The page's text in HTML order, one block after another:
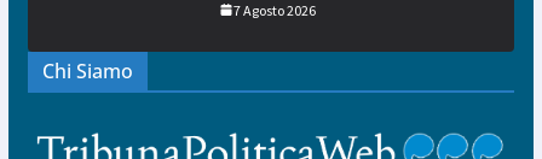
7 Agosto 2026
Chi Siamo